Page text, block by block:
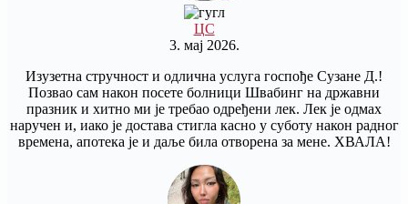
ЦС
3. мај 2026.
Изузетна стручност и одлична услуга госпође Сузане Д.!
Позвао сам након посете болници Швабинг на државни
празник и хитно ми је требао одређени лек. Лек је одмах
наручен и, иако је достава стигла касно у суботу након радног
времена, апотека је и даље била отворена за мене. ХВАЛА!